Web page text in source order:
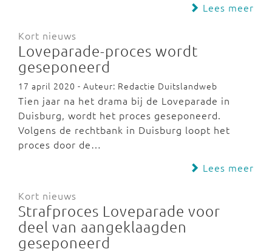
Lees meer
Kort nieuws
Loveparade-proces wordt
geseponeerd
17 april 2020 - Auteur: Redactie Duitslandweb
Tien jaar na het drama bij de Loveparade in
Duisburg, wordt het proces geseponeerd.
Volgens de rechtbank in Duisburg loopt het
proces door de…
Lees meer
Kort nieuws
Strafproces Loveparade voor
deel van aangeklaagden
geseponeerd